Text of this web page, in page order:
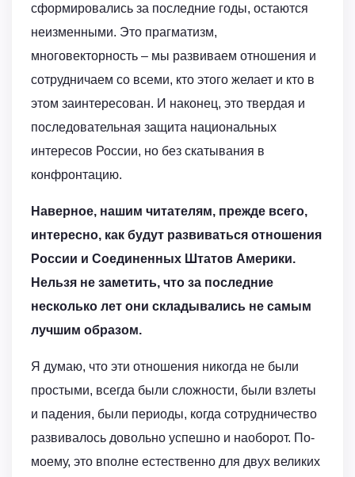
сформировались за последние годы, остаются
неизменными. Это прагматизм,
многовекторность – мы развиваем отношения и
сотрудничаем со всеми, кто этого желает и кто в
этом заинтересован. И наконец, это твердая и
последовательная защита национальных
интересов России, но без скатывания в
конфронтацию.
Наверное, нашим читателям, прежде всего,
интересно, как будут развиваться отношения
России и Соединенных Штатов Америки.
Нельзя не заметить, что за последние
несколько лет они складывались не самым
лучшим образом.
Я думаю, что эти отношения никогда не были
простыми, всегда были сложности, были взлеты
и падения, были периоды, когда сотрудничество
развивалось довольно успешно и наоборот. По-
моему, это вполне естественно для двух великих